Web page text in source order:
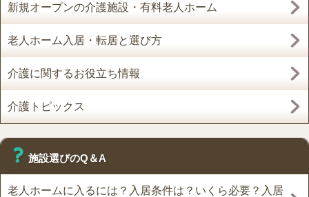
新規オープンの介護施設・有料老人ホーム
老人ホーム入居・転居と選び方
介護に関するお役立ち情報
介護トピックス
施設選びのQ＆A
老人ホームに入るには？入居条件は？いくら必要？入居